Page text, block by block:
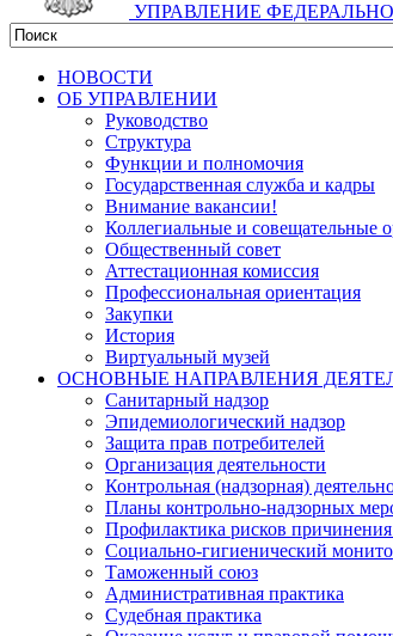
УПРАВЛЕНИЕ
НОВОСТИ
ОБ УПРАВЛЕНИИ
Руководство
Структура
Функции и полномочия
Государственная служба и кадры
Внимание вакансии!
Коллегиальные и совещательные
Общественный совет
Аттестационная комиссия
Профессиональная ориентация
Закупки
История
Виртуальный музей
ОСНОВНЫЕ НАПРАВЛЕНИЯ
Санитарный надзор
Эпидемиологический надзор
Защита прав потребителей
Организация деятельности
Контрольная (надзорная)
Планы контрольно-надзорных
Профилактика рисков
Социально-гигиенический
Таможенный союз
Административная практика
Судебная практика